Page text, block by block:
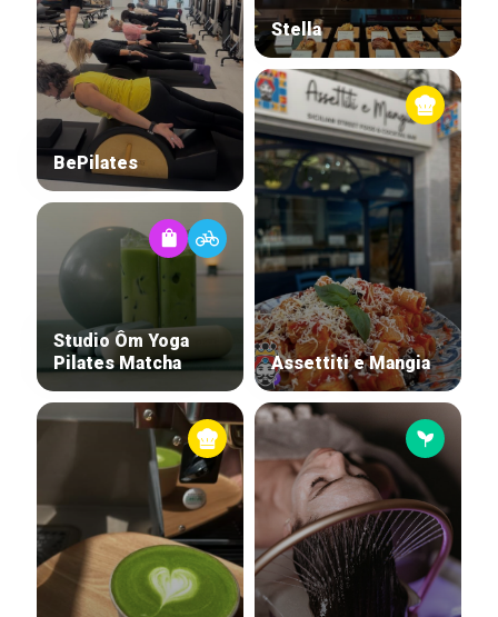
BePilates
Stella
Assettiti e Mangia
Studio Ôm Yoga
Pilates Matcha